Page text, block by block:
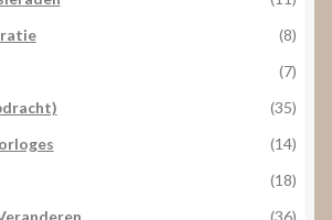
(8)
(7)
(35)
(14)
(18)
(36)